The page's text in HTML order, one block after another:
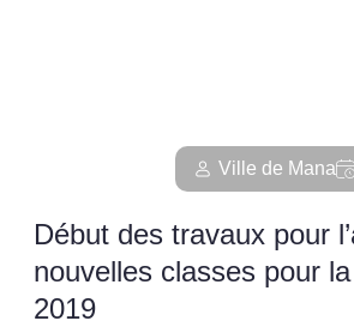
Ville de Mana
Début des travaux pour
nouvelles classes pour
2019